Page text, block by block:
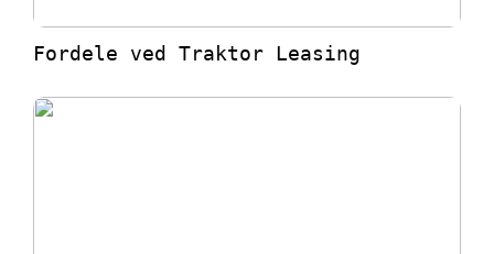
Fordele ved Traktor Leasing